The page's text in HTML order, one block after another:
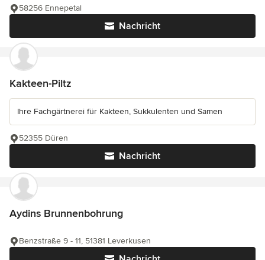
Nachricht
58256 Ennepetal
Kakteen-Piltz
Ihre Fachgärtnerei für Kakteen, Sukkulenten und Samen
Nachricht
52355 Düren
Aydins Brunnenbohrung
Benzstraße 9 - 11, 51381 Leverkusen